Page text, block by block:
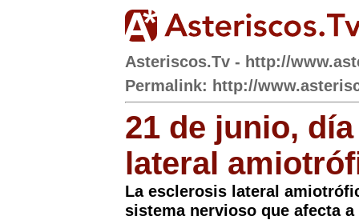
Asteriscos.Tv - http://
Permalink: http://
21 de junio,
lateral
La esclerosis lateral
sistema nervioso que afecta